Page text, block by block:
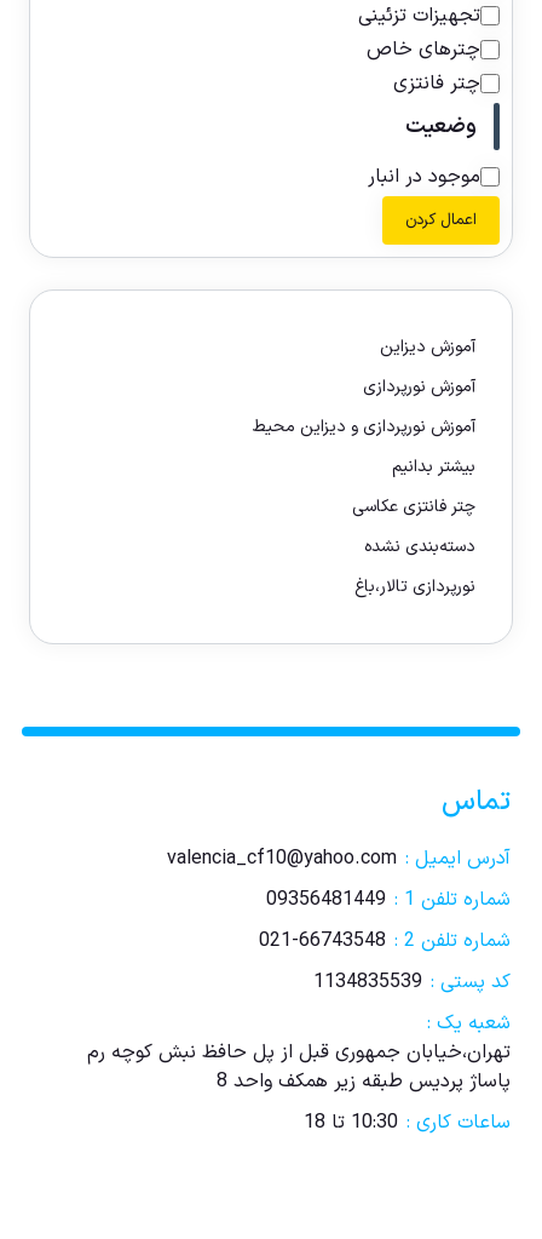
تجهیزات تزئینی
چترهای خاص
چتر فانتزی
وضعیت
موجود در انبار
اعمال کردن
آموزش دیزاین
آموزش نورپردازی
آموزش نورپردازی و دیزاین محیط
بیشتر بدانیم
چتر فانتزی عکاسی
دسته‌بندی نشده
نورپردازی تالار،باغ
تماس
آدرس ایمیل : valencia_cf10@yahoo.com
شماره تلفن 1 :
09356481449
شماره تلفن 2 :
021-66743548
کد پستی : 1134835539
شعبه یک :
تهران،خیابان جمهوری قبل از پل حافظ نبش کوچه رم
پاساژ پردیس طبقه زیر همکف واحد 8
ساعات کاری : 10:30 تا 18